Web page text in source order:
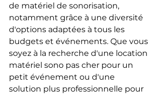
de matériel de sonorisation,
notamment grâce à une diversité
d'options adaptées à tous les
budgets et événements. Que vous
soyez à la recherche d'une location
matériel sono pas cher pour un
petit événement ou d'une
solution plus professionnelle pour